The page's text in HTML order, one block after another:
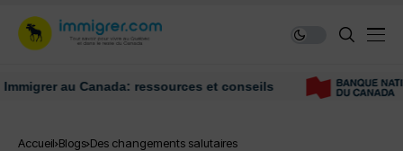
au Canada: ressources et conseils
Accueil Blogs Des changements salutaires